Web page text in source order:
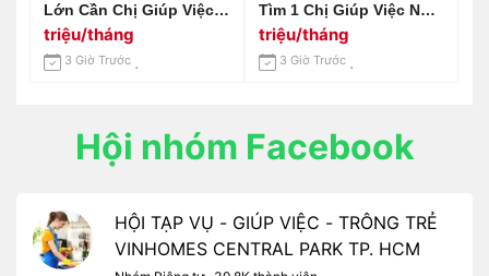
Lớn Cần Chị Giúp Việc
Nhà Ở Tú Xương Quận 3
- Lương Hấp Dẫn,
Không Cần Kinh Nghiệm
triệu/tháng
3 Giờ Trước
Tìm 1 Chị Giúp Việc Nhà
,trông Coi Nhà Cửa Tại
Nhà 1 Lầu 1 Trệt Tại
Đường Lũy Bán Bích
triệu/tháng
3 Giờ Trước
Hội nhóm Facebook
HỘI TẠP VỤ - GIÚP VIỆC - TRÔNG TRẺ
VINHOMES CENTRAL PARK TP. HCM